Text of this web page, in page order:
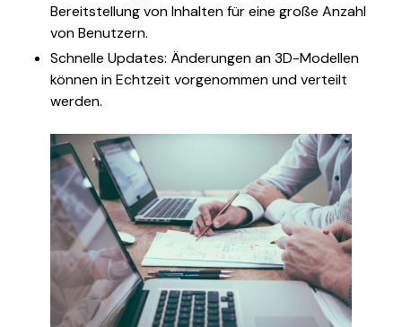
Bereitstellung von Inhalten für eine große Anzahl
von Benutzern.
Schnelle Updates: Änderungen an 3D-Modellen
können in Echtzeit vorgenommen und verteilt
werden.